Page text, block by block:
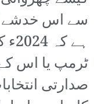
سے اس خدشے
ٹرمپ یا اس
صدارتی